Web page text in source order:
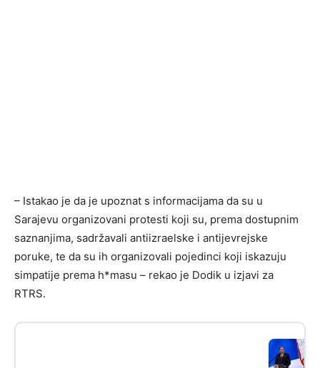
– Istakao je da je upoznat s informacijama da su u
Sarajevu organizovani protesti koji su, prema dostupnim
saznanjima, sadržavali antiizraelske i antijevrejske
poruke, te da su ih organizovali pojedinci koji iskazuju
simpatije prema h*masu – rekao je Dodik u izjavi za
RTRS.